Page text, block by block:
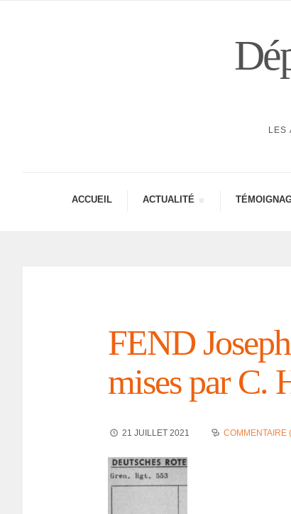
LES
ACCUEIL ACTUA­LITÉ
FEND
mises par C.
21 JUILLET 2021 COMMENTAIRE